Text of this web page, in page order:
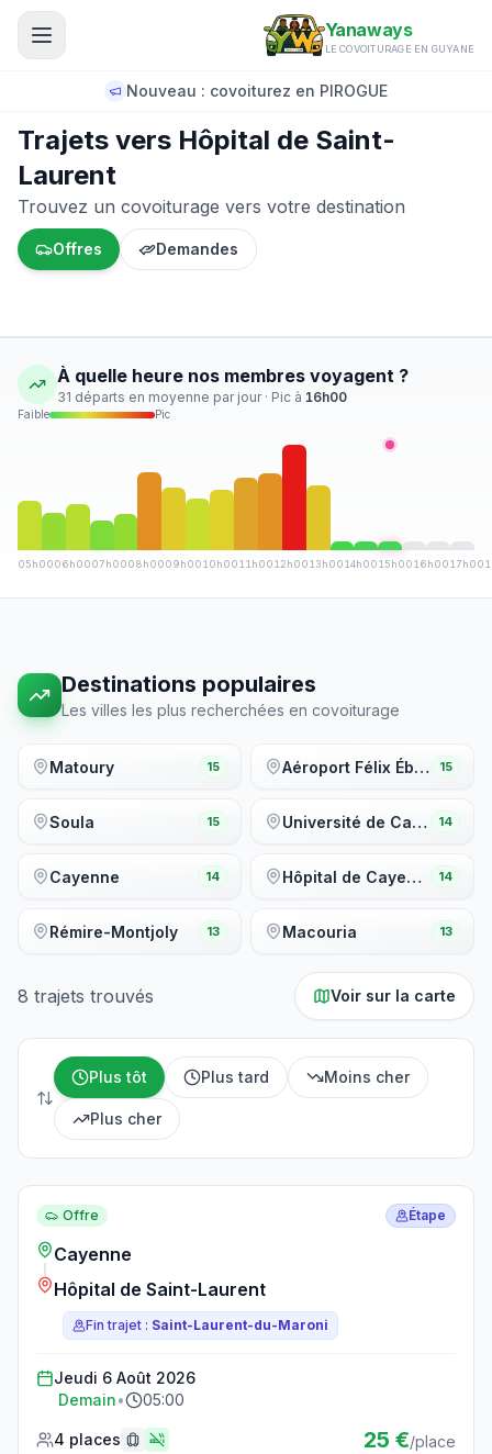
Aller au contenu principal
Yanaways
LE COVOITURAGE EN GUYANE
Nouveau : covoiturez en PIROGUE
Trajets vers Hôpital de Saint-
Laurent
Trouvez un covoiturage vers votre destination
Offres Demandes
À quelle heure nos membres voyagent ?
31 départs en moyenne par jour · Pic à 16h00
Faible Pic
05h0006h0007h0008h0009h0010h0011 h0012h0013h0014h0015h0016h0017h00
Destinations populaires
Les villes les plus recherchées en covoiturage
Matoury 15 Aéroport Félix Éboué 15
Soula 15 Université de Cayenne 14
Cayenne 14 Hôpital de Cayenne 14
Rémire-Montjoly 13 Macouria 13
8 trajets trouvés Voir sur la carte
Plus tôt Plus tard Moins cher
Plus cher
Offre Étape
Cayenne
Hôpital de Saint-Laurent
Fin trajet : Saint-Laurent-du-Maroni
Jeudi 6 Août 2026
Demain• 05:00
4 places 25 €/place